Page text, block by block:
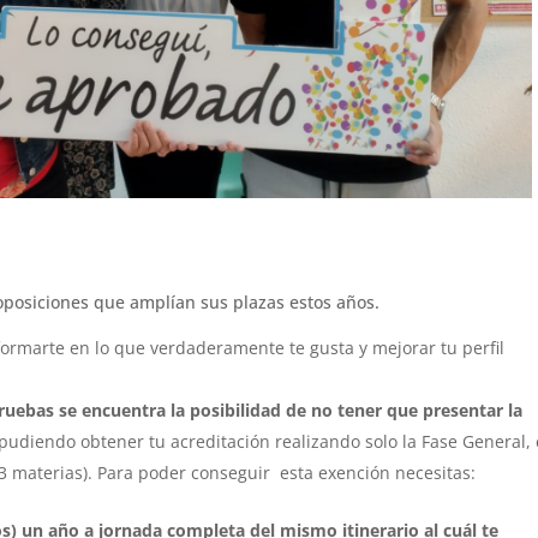
que amplían sus plazas estos años.
en lo que verdaderamente te gusta y mejorar tu perfil
se encuentra la posibilidad de no tener que presentar la
obtener tu acreditación realizando solo la Fase General,
Para poder conseguir esta exención necesitas:
un año a jornada completa del mismo itinerario al cuál te